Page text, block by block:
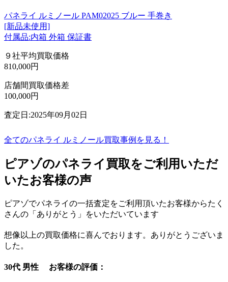
パネライ ルミノール PAM02025 ブルー 手巻き
[新品未使用]
付属品:内箱 外箱 保証書
９社平均買取価格
810,000円
店舗間買取価格差
100,000円
査定日:2025年09月02日
全てのパネライ ルミノール買取事例を見る！
ピアゾのパネライ買取をご利用いただ
いたお客様の声
ピアゾでパネライの一括査定をご利用頂いたお客様からたく
さんの「ありがとう」をいただいています
想像以上の買取価格に喜んでおります。ありがとうございま
した。
30代 男性 お客様の評価：